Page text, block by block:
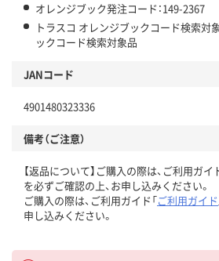
オレンジブック発注コード：149-2367
トラスコ オレンジブックコード検索対
ックコード検索対象品
JANコード
4901480323336
備考（ご注意）
【返品について】ご購入の際は、ご利用ガイ
を必ずご確認の上、お申し込みください。
ご購入の際は、ご利用ガイド「ご利用ガイド
申し込みください。